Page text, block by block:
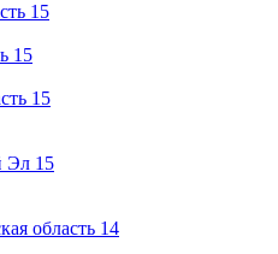
15
15
15
Эл 15
область 14